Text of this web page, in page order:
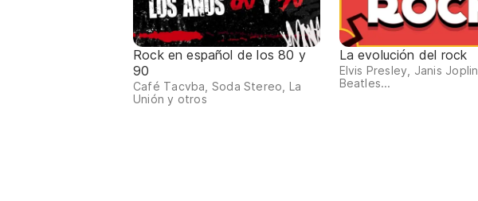
Rock en español de los 80 y
90
Café Tacvba, Soda Stereo, La
Unión y otros
La evolución del rock
Elvis Presley, Janis Joplin,
Beatles...